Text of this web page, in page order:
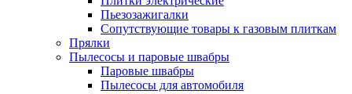
Пьезозажигалки
Сопутствующие товары к газовым плиткам
Прялки
Пылесосы и паровые швабры
Паровые швабры
Пылесосы для автомобиля